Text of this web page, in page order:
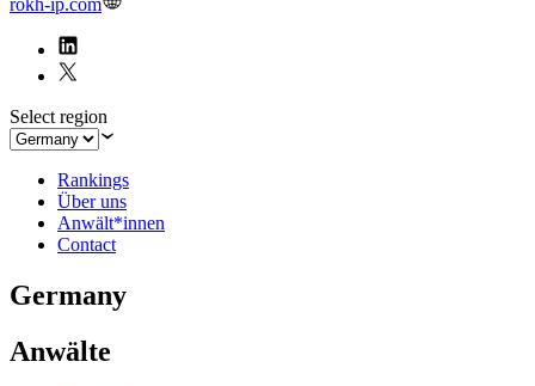
rokh-ip.com
Select region
Rankings
Über uns
Anwält*innen
Contact
Germany
Anwälte